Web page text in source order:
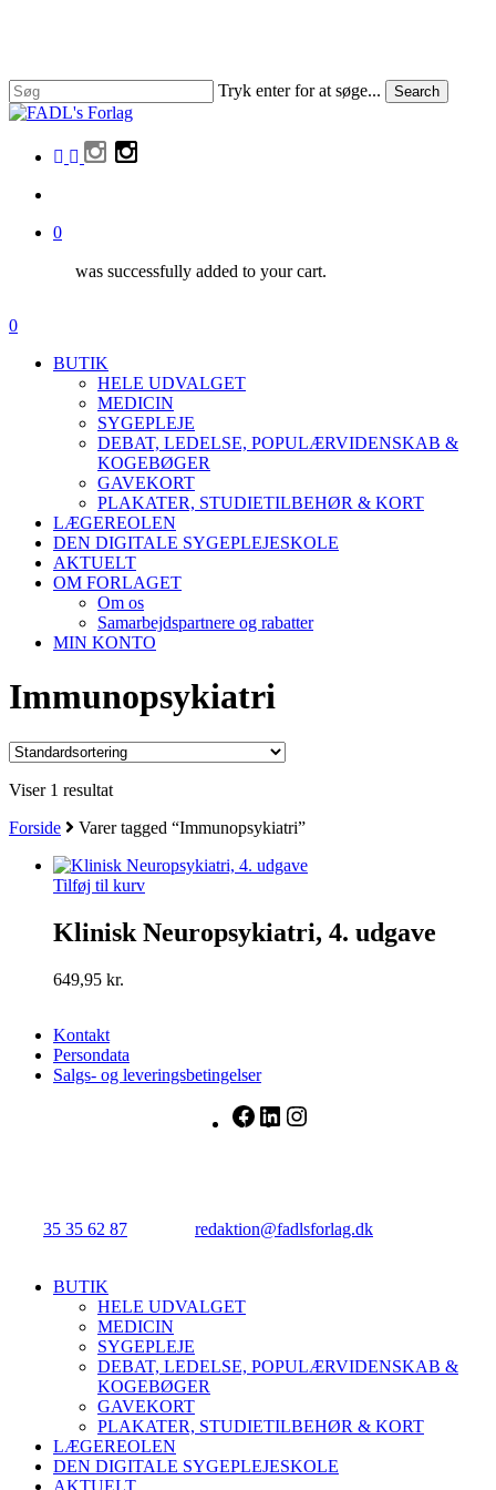
content
Tryk enter for at søge... Search
Close
facebook
linkedin
instagram
0
was successfully added to your cart.
Menu
search
0
BUTIK
HELE UDVALGET
MEDICIN
SYGEPLEJE
DEBAT, LEDELSE, POPULÆRVIDENSKAB &
KOGEBØGER
GAVEKORT
PLAKATER, STUDIETILBEHØR & KORT
LÆGEREOLEN
DEN DIGITALE SYGEPLEJESKOLE
AKTUELT
OM FORLAGET
Om os
Samarbejdspartnere og rabatter
MIN KONTO
Immunopsykiatri
Viser 1 resultat
Forside
Varer tagged “Immunopsykiatri”
Tilføj til kurv
Klinisk Neuropsykiatri, 4. udgave
649,95 kr.
Kontakt
Persondata
Salgs- og leveringsbetingelser
Facebook
LinkedIn
35 35 62 87 redaktion@fadlsforlag.dk
Close
BUTIK
HELE UDVALGET
MEDICIN
SYGEPLEJE
DEBAT, LEDELSE, POPULÆRVIDENSKAB &
KOGEBØGER
GAVEKORT
PLAKATER, STUDIETILBEHØR & KORT
LÆGEREOLEN
DEN DIGITALE SYGEPLEJESKOLE